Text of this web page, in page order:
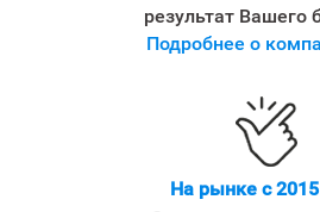
результат Вашего
Подробнее о
На рынке с 2015